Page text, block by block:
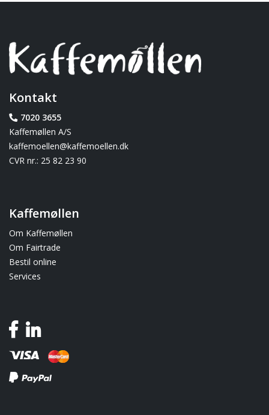
Kontakt
7020 3655
Kaffemøllen A/S
kaffemoellen@kaffemoellen.dk
CVR nr.: 25 82 23 90
Kaffemøllen
Om Kaffemøllen
Om Fairtrade
Bestil online
Services